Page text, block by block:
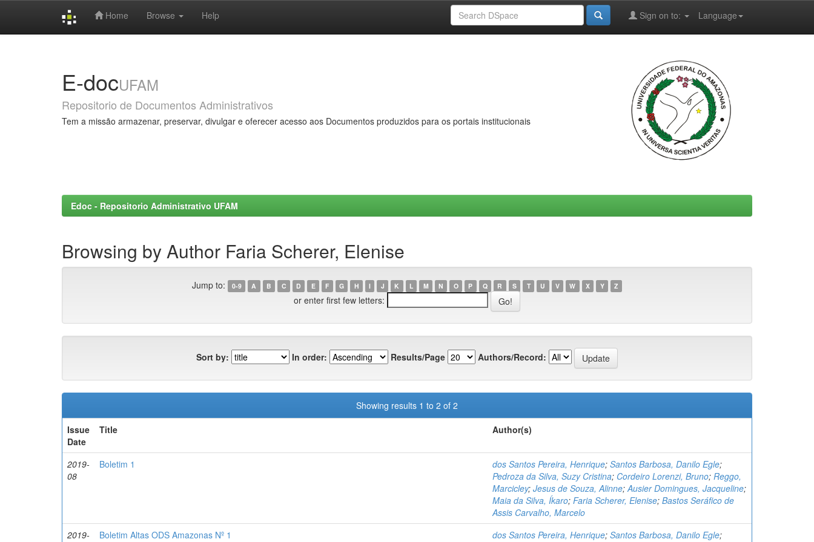
Home Browse Help Language
Sign on to:
E-docUFAM
Repositorio de Documentos Administrativos
Tem a missão armazenar, preservar, divulgar e oferecer acesso aos Documentos produzidos para os portais institucionais
Edoc - Repositorio Administrativo UFAM
Browsing by Author Faria Scherer, Elenise
Jump to: 0-9 A B C D E F G H I J K L M N O P Q R S T U V W X Y Z
or enter first few letters:
Sort by: In order: Results/Page Authors/Record:
Showing results 1 to 2 of 2
Issue
Date
Title Author(s)
2019-
08
Boletim 1 dos Santos Pereira, Henrique; Santos Barbosa, Danilo Egle;
Pedroza da Silva, Suzy Cristina; Cordeiro Lorenzi, Bruno; Reggo,
Marcicley; Jesus de Souza, Alinne;Ausier Domingues, Jacqueline;
Maia da Silva, Íkaro; Faria Scherer, Elenise; Bastos Seráfico de
Assis Carvalho, Marcelo
2019-
Boletim Altas ODS Amazonas Nº 1 dos Santos Pereira, Henrique; Santos Barbosa, Danilo Egle;